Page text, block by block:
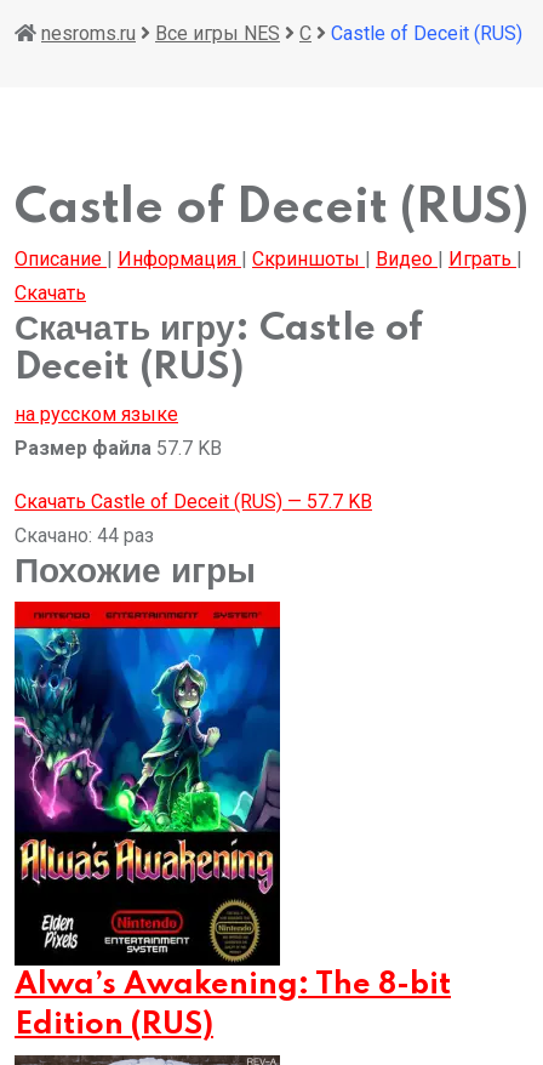
nesroms.ru Все игры NES C Castle of Deceit (RUS)
Castle of Deceit (RUS)
Описание | Информация | Скриншоты | Видео | Играть |
Скачать
Скачать игру: Castle of
Deceit (RUS)
на русском языке
Размер файла 57.7 KB
Скачать Castle of Deceit (RUS) — 57.7 KB
Скачано: 44 раз
Похожие игры
Alwa’s Awakening: The 8-bit
Edition (RUS)